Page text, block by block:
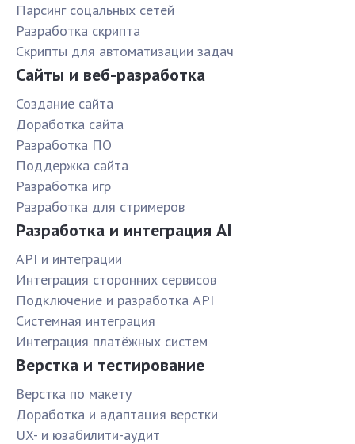
Парсинг соцальных сетей
Разработка скрипта
Скрипты для автоматизации задач
Сайты и веб-разработка
Создание сайта
Доработка сайта
Разработка ПО
Поддержка сайта
Разработка игр
Разработка для стримеров
Разработка и интеграция AI
API и интеграции
Интеграция сторонних сервисов
Подключение и разработка API
Системная интеграция
Интеграция платёжных систем
Верстка и тестирование
Верстка по макету
Доработка и адаптация верстки
UX- и юзабилити-аудит